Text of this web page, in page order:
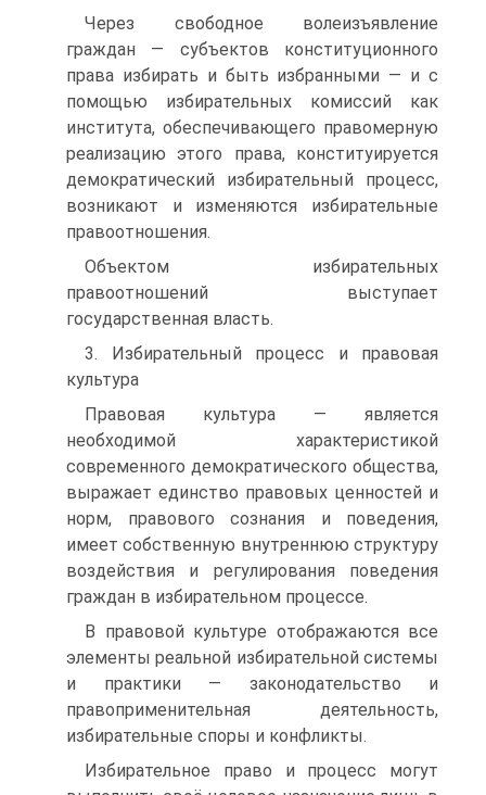
Через свободное волеизъявление
граждан — субъектов конституционного
права избирать и быть избранными — и с
помощью избирательных комиссий как
института, обеспечивающего правомерную
реализацию этого права, конституируется
демократический избирательный процесс,
возникают и изменяются избирательные
правоотношения.
Объектом избирательных
правоотношений выступает
государственная власть.
3. Избирательный процесс и правовая
культура
Правовая культура — является
необходимой характеристикой
современного демократического общества,
выражает единство правовых ценностей и
норм, правового сознания и поведения,
имеет собственную внутреннюю структуру
воздействия и регулирования поведения
граждан в избирательном процессе.
В правовой культуре отображаются все
элементы реальной избирательной системы
и практики — законодательство и
правоприменительная деятельность,
избирательные споры и конфликты.
Избирательное право и процесс могут